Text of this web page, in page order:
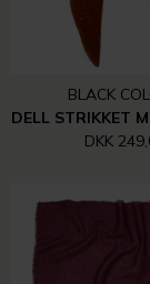
BLACK
DKK